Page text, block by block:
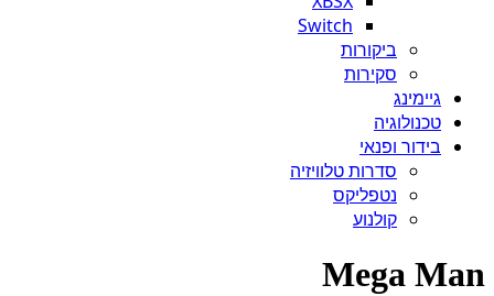
Switch
ביקורות
סקירות
גיימינג
טכנולוגיה
בידור ופנאי
סדרות טלוויזיה
נטפליקס
קולנוע
Mega Man